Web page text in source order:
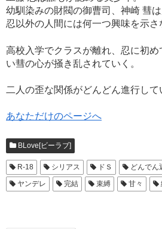
幼馴染みの財閥の御曹司、神崎 彗
忍以外の人間には何一つ興味を示さ
高校入学でクラスが離れ、忍に初め
い彗の心が掻き乱されていく。
二人の歪な関係がどんどん進行して
あなただけのページへ
BLove[ビーラブ]
R-18 シリアス ドＳ どんでん
ヤンデレ
完結 束縛 甘々